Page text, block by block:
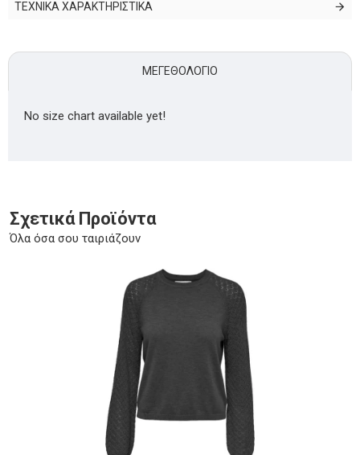
ΤΕΧΝΙΚΑ ΧΑΡΑΚΤΗΡΙΣΤΙΚΑ
ΜΕΓΕΘΟΛΌΓΙΟ
No size chart available yet!
Σχετικά Προϊόντα
Όλα όσα σου ταιριάζουν